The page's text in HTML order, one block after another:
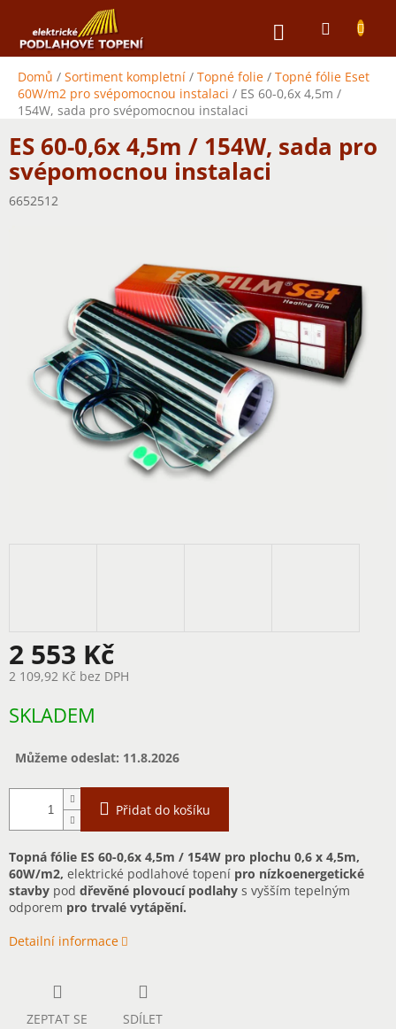
obsah
NÁKUPNÍ
Domů / Sortiment kompletní / Topné folie / Topné fólie Eset
60W/m2 pro svépomocnou instalaci / ES 60-0,6x 4,5m /
154W, sada pro svépomocnou instalaci
ES 60-0,6x 4,5m / 154W, sada pro
svépomocnou instalaci
6652512
2 553 Kč
2 109,92 Kč bez DPH
cena:
SKLADEM
Můžeme odeslat: 11.8.2026
Přidat do košíku
Topná fólie ES 60-0,6x 4,5m / 154W pro plochu 0,6 x 4,5m,
60W/m2, elektrické podlahové topení pro nízkoenergetické
stavby pod dřevěné plovoucí podlahy s vyšším tepelným
odporem pro trvalé vytápění.
Detailní informace
ZEPTAT SE SDÍLET